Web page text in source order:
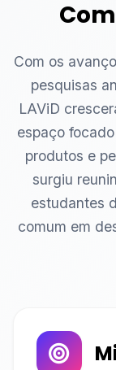
Com os
pesquisas
LAViD
espaço
produtos e
surgiu
estudantes
comum em